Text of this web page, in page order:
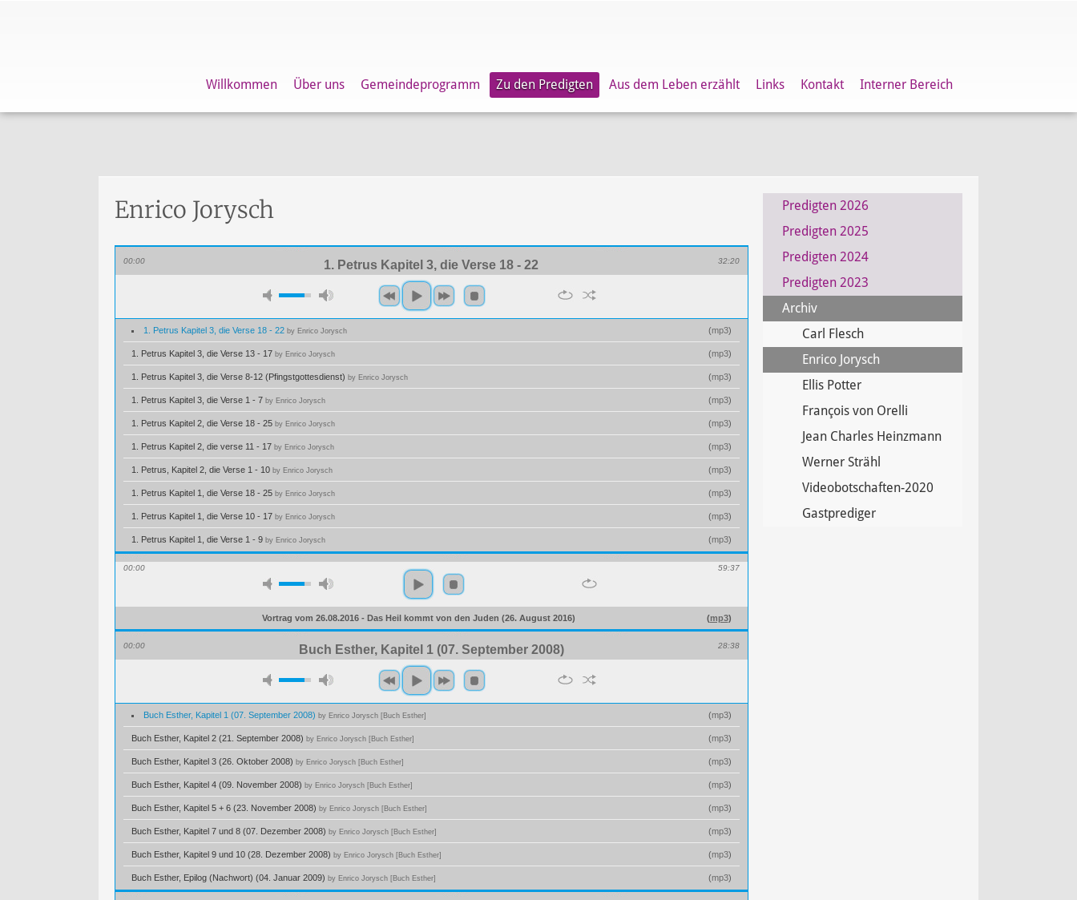
Willkommen Über uns Gemeindeprogramm Zu den Predigten Aus dem Leben erzählt Links Kontakt Interner Bereich
Enrico Jorysch
00:00 32:20
1. Petrus Kapitel 3, die Verse 18 - 22
(mp3)
1. Petrus Kapitel 3, die Verse 18 - 22 by Enrico Jorysch
(mp3)
1. Petrus Kapitel 3, die Verse 13 - 17 by Enrico Jorysch
(mp3)
1. Petrus Kapitel 3, die Verse 8-12 (Pfingstgottesdienst) by Enrico Jorysch
(mp3)
1. Petrus Kapitel 3, die Verse 1 - 7 by Enrico Jorysch
(mp3)
1. Petrus Kapitel 2, die Verse 18 - 25 by Enrico Jorysch
(mp3)
1. Petrus Kapitel 2, die verse 11 - 17 by Enrico Jorysch
(mp3)
1. Petrus, Kapitel 2, die Verse 1 - 10 by Enrico Jorysch
(mp3)
1. Petrus Kapitel 1, die Verse 18 - 25 by Enrico Jorysch
(mp3)
1. Petrus Kapitel 1, die Verse 10 - 17 by Enrico Jorysch
(mp3)
1. Petrus Kapitel 1, die Verse 1 - 9 by Enrico Jorysch
00:00 59:37
Vortrag vom 26.08.2016 - Das Heil kommt von den Juden (26. August 2016) (mp3)
00:00 28:38
Buch Esther, Kapitel 1 (07. September 2008)
(mp3)
Buch Esther, Kapitel 1 (07. September 2008) by Enrico Jorysch [Buch Esther]
(mp3)
Buch Esther, Kapitel 2 (21. September 2008) by Enrico Jorysch [Buch Esther]
(mp3)
Buch Esther, Kapitel 3 (26. Oktober 2008) by Enrico Jorysch [Buch Esther]
(mp3)
Buch Esther, Kapitel 4 (09. November 2008) by Enrico Jorysch [Buch Esther]
(mp3)
Buch Esther, Kapitel 5 + 6 (23. November 2008) by Enrico Jorysch [Buch Esther]
(mp3)
Buch Esther, Kapitel 7 und 8 (07. Dezember 2008) by Enrico Jorysch [Buch Esther]
(mp3)
Buch Esther, Kapitel 9 und 10 (28. Dezember 2008) by Enrico Jorysch [Buch Esther]
(mp3)
Buch Esther, Epilog (Nachwort) (04. Januar 2009) by Enrico Jorysch [Buch Esther]
Predigten 2026
Predigten 2025
Predigten 2024
Predigten 2023
Archiv
Carl Flesch
Enrico Jorysch
Ellis Potter
François von Orelli
Jean Charles Heinzmann
Werner Strähl
Videobotschaften-2020
Gastprediger